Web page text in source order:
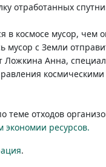
отработанных
в космосе мусор, чем
мусор с Земли
Ложкина Анна,
теме отходов
экономии ресурсов.
.